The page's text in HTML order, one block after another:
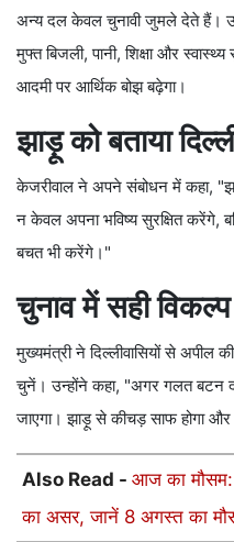
अन्य दल केवल चुनावी जुमले देते हैं।
मुफ्त बिजली, पानी, शिक्षा और
आदमी पर आर्थिक बोझ बढ़ेगा।
झाड़ू को बताया
केजरीवाल ने अपने संबोधन में कहा,
न केवल अपना भविष्य सुरक्षित करेंगे,
बचत भी करेंगे।"
चुनाव में सही
मुख्यमंत्री ने दिल्लीवासियों से अपील
चुनें। उन्होंने कहा, "अगर गलत बटन
जाएगा। झाड़ू से कीचड़ साफ होगा और
Also Read - आज का मौसम:
का असर, जानें 8 अगस्त का